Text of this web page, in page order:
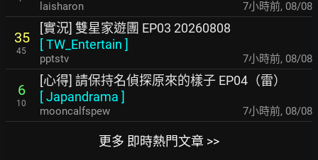
laisharon 7小時前, 08/08
35
45
[實況] 雙星家遊團 EP03 20260808
[TW_Entertain ]
pptstv 7小時前, 08/08
6
10
[心得] 請保持名偵探原來的樣子 EP04（雷）
[Japandrama ]
mooncalfspew 7小時前, 08/08
更多 即時熱門文章 >>